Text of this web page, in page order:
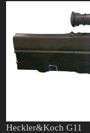
Heckler&Koch G11